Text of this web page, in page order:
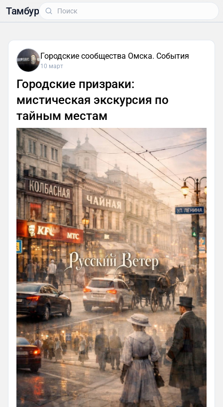
Тамбур
Городские сообщества Омска. События
10 март
Городские призраки:
мистическая экскурсия по
тайным местам